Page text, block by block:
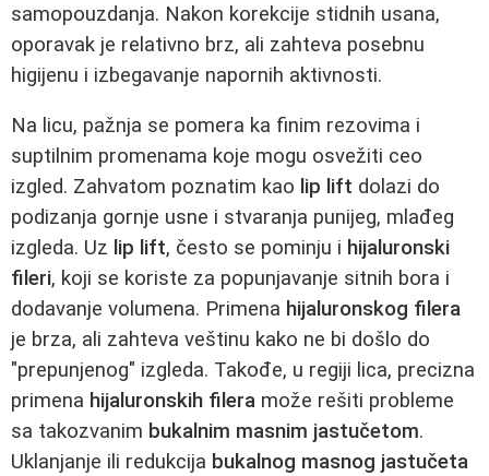
samopouzdanja. Nakon korekcije stidnih usana,
oporavak je relativno brz, ali zahteva posebnu
higijenu i izbegavanje napornih aktivnosti.
Na licu, pažnja se pomera ka finim rezovima i
suptilnim promenama koje mogu osvežiti ceo
izgled. Zahvatom poznatim kao lip lift dolazi do
podizanja gornje usne i stvaranja punijeg, mlađeg
izgleda. Uz lip lift, često se pominju i hijaluronski
fileri, koji se koriste za popunjavanje sitnih bora i
dodavanje volumena. Primena hijaluronskog filera
je brza, ali zahteva veštinu kako ne bi došlo do
"prepunjenog" izgleda. Takođe, u regiji lica, precizna
primena hijaluronskih filera može rešiti probleme
sa takozvanim bukalnim masnim jastučetom.
Uklanjanje ili redukcija bukalnog masnog jastučeta